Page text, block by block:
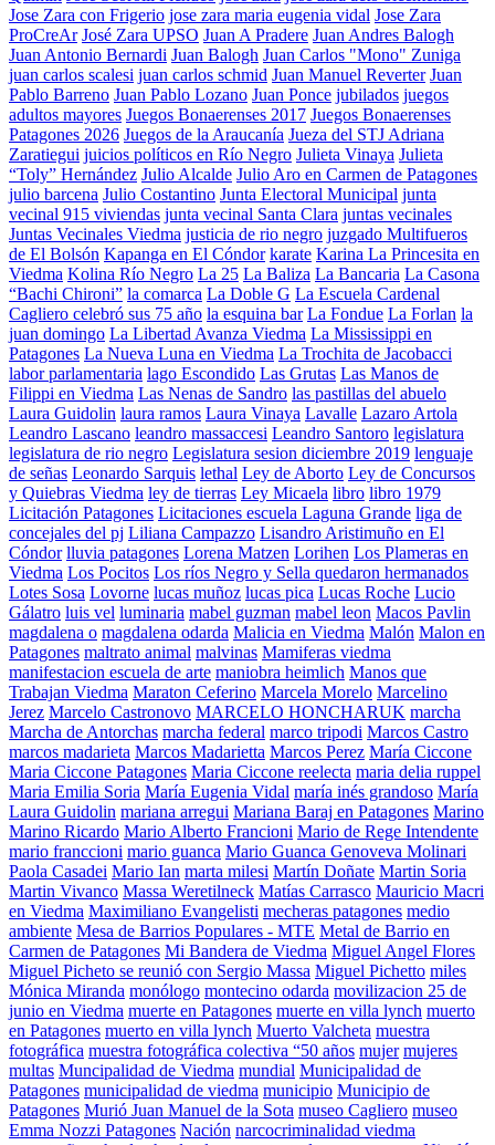
Jose Zara con Frigerio jose zara maria eugenia vidal Jose Zara
ProCreAr José Zara UPSO Juan A Pradere Juan Andres Balogh
Juan Antonio Bernardi Juan Balogh Juan Carlos "Mono" Zuniga
juan carlos scalesi juan carlos schmid Juan Manuel Reverter Juan
Pablo Barreno Juan Pablo Lozano Juan Ponce jubilados juegos
adultos mayores Juegos Bonaerenses 2017 Juegos Bonaerenses
Patagones 2026 Juegos de la Araucanía Jueza del STJ Adriana
Zaratiegui juicios políticos en Río Negro Julieta Vinaya Julieta
“Toly” Hernández Julio Alcalde Julio Aro en Carmen de Patagones
julio barcena Julio Costantino Junta Electoral Municipal junta
vecinal 915 viviendas junta vecinal Santa Clara juntas vecinales
Juntas Vecinales Viedma justicia de rio negro juzgado Multifueros
de El Bolsón Kapanga en El Cóndor karate Karina La Princesita en
Viedma Kolina Río Negro La 25 La Baliza La Bancaria La Casona
“Bachi Chironi” la comarca La Doble G La Escuela Cardenal
Cagliero celebró sus 75 año la esquina bar La Fondue La Forlan la
juan domingo La Libertad Avanza Viedma La Mississippi en
Patagones La Nueva Luna en Viedma La Trochita de Jacobacci
labor parlamentaria lago Escondido Las Grutas Las Manos de
Filippi en Viedma Las Nenas de Sandro las pastillas del abuelo
Laura Guidolin laura ramos Laura Vinaya Lavalle Lazaro Artola
Leandro Lascano leandro massaccesi Leandro Santoro legislatura
legislatura de rio negro Legislatura sesion diciembre 2019 lenguaje
de señas Leonardo Sarquis lethal Ley de Aborto Ley de Concursos
y Quiebras Viedma ley de tierras Ley Micaela libro libro 1979
Licitación Patagones Licitaciones escuela Laguna Grande liga de
concejales del pj Liliana Campazzo Lisandro Aristimuño en El
Cóndor lluvia patagones Lorena Matzen Lorihen Los Plameras en
Viedma Los Pocitos Los ríos Negro y Sella quedaron hermanados
Lotes Sosa Lovorne lucas muñoz lucas pica Lucas Roche Lucio
Gálatro luis vel luminaria mabel guzman mabel leon Macos Pavlin
magdalena o magdalena odarda Malicia en Viedma Malón Malon en
Patagones maltrato animal malvinas Mamiferas viedma
manifestacion escuela de arte maniobra heimlich Manos que
Trabajan Viedma Maraton Ceferino Marcela Morelo Marcelino
Jerez Marcelo Castronovo MARCELO HONCHARUK marcha
Marcha de Antorchas marcha federal marco tripodi Marcos Castro
marcos madarieta Marcos Madarietta Marcos Perez María Ciccone
Maria Ciccone Patagones Maria Ciccone reelecta maria delia ruppel
Maria Emilia Soria María Eugenia Vidal maría inés grandoso María
Laura Guidolin mariana arregui Mariana Baraj en Patagones Marino
Marino Ricardo Mario Alberto Francioni Mario de Rege Intendente
mario franccioni mario guanca Mario Guanca Genoveva Molinari
Paola Casadei Mario Ian marta milesi Martín Doñate Martin Soria
Martin Vivanco Massa Weretilneck Matías Carrasco Mauricio Macri
en Viedma Maximiliano Evangelisti mecheras patagones medio
ambiente Mesa de Barrios Populares - MTE Metal de Barrio en
Carmen de Patagones Mi Bandera de Viedma Miguel Angel Flores
Miguel Picheto se reunió con Sergio Massa Miguel Pichetto miles
Mónica Miranda monólogo montecino odarda movilizacion 25 de
junio en Viedma muerte en Patagones muerte en villa lynch muerto
en Patagones muerto en villa lynch Muerto Valcheta muestra
fotográfica muestra fotográfica colectiva “50 años mujer mujeres
multas Muncipalidad de Viedma mundial Municipalidad de
Patagones municipalidad de viedma municipio Municipio de
Patagones Murió Juan Manuel de la Sota museo Cagliero museo
Emma Nozzi Patagones Nación narcocriminalidad viedma